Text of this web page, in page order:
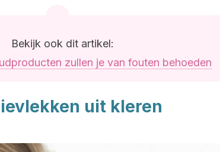
Bekijk ook dit artikel:
zullen je van fouten behoeden
uit kleren